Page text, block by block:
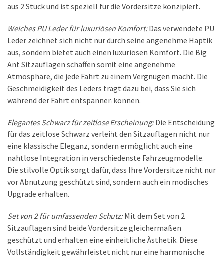
aus 2 Stück und ist speziell für die Vordersitze konzipiert.
Weiches PU Leder für luxuriösen Komfort:Das verwendete PU
Leder zeichnet sich nicht nur durch seine angenehme Haptik
aus, sondern bietet auch einen luxuriösen Komfort. Die Big
Ant Sitzauflagen schaffen somit eine angenehme
Atmosphäre, die jede Fahrt zu einem Vergnügen macht. Die
Geschmeidigkeit des Leders trägt dazu bei, dass Sie sich
während der Fahrt entspannen können.
Elegantes Schwarz für zeitlose Erscheinung:Die Entscheidung
für das zeitlose Schwarz verleiht den Sitzauflagen nicht nur
eine klassische Eleganz, sondern ermöglicht auch eine
nahtlose Integration in verschiedenste Fahrzeugmodelle.
Die stilvolle Optik sorgt dafür, dass Ihre Vordersitze nicht nur
vor Abnutzung geschützt sind, sondern auch ein modisches
Upgrade erhalten.
Set von 2 für umfassenden Schutz:Mit dem Set von 2
Sitzauflagen sind beide Vordersitze gleichermaßen
geschützt und erhalten eine einheitliche Ästhetik. Diese
Vollständigkeit gewährleistet nicht nur eine harmonische